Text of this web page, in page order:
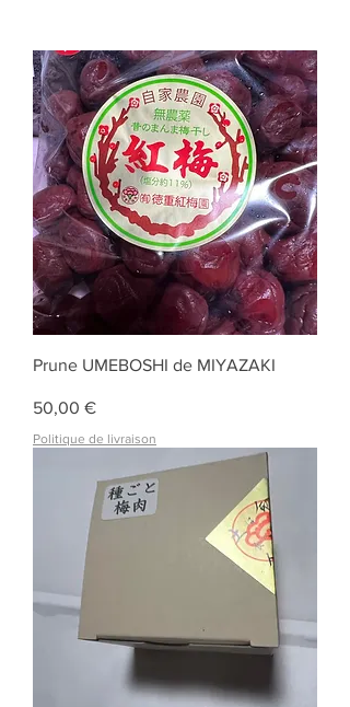
Prune UMEBOSHI de MIYAZAKI
Prix
50,00 €
Politique de livraison